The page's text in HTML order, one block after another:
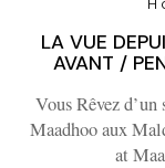
LA VUE
AVANT /
Vous Rêvez
Maadhoo aux
at